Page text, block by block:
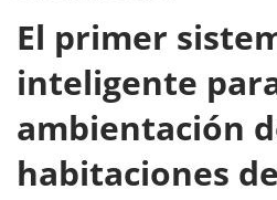
El primer
inteligente
ambientación
habitaciones